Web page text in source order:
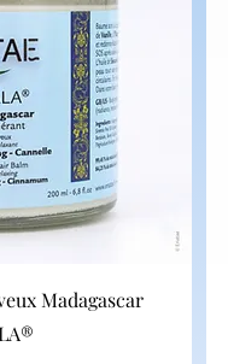
Madagascar